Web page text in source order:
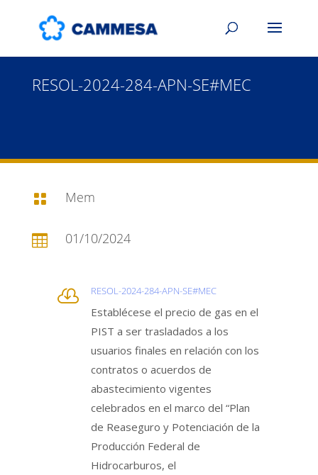
RESOL-2024-284-APN-SE#MEC
 Mem
 01/10/2024
 RESOL-2024-284-APN-SE#MEC
Establécese el precio de gas en el
PIST a ser trasladados a los
usuarios finales en relación con los
contratos o acuerdos de
abastecimiento vigentes
celebrados en el marco del “Plan
de Reaseguro y Potenciación de la
Producción Federal de
Hidrocarburos, el